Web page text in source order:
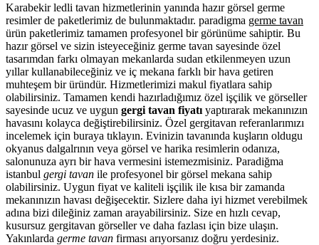
Karabekir ledli tavan hizmetlerinin yanında hazır görsel germe
resimler de paketlerimiz de bulunmaktadır. paradigma germe tavan
ürün paketlerimiz tamamen profesyonel bir görünüme sahiptir. Bu
hazır görsel ve sizin isteyeceğiniz germe tavan sayesinde özel
tasarımdan farkı olmayan mekanlarda sudan etkilenmeyen uzun
yıllar kullanabileceğiniz ve iç mekana farklı bir hava getiren
muhteşem bir üründür. Hizmetlerimizi makul fiyatlara sahip
olabilirsiniz. Tamamen kendi hazırladığımız özel işçilik ve görseller
sayesinde ucuz ve uygun gergi tavan fiyatı yaptırarak mekanınızın
havasını kolayca değiştirebilirsiniz. Özel gergitavan referanlarımızı
incelemek için buraya tıklayın. Evinizin tavanında kuşların oldugu
okyanus dalgalrının veya görsel ve harika resimlerin odanıza,
salonunuza ayrı bir hava vermesini istemezmisiniz. Paradiğma
istanbul gergi tavan ile profesyonel bir görsel mekana sahip
olabilirsiniz. Uygun fiyat ve kaliteli işçilik ile kısa bir zamanda
mekanınızın havası değişecektir. Sizlere daha iyi hizmet verebilmek
adına bizi dileğiniz zaman arayabilirsiniz. Size en hızlı cevap,
kusursuz gergitavan görseller ve daha fazlası için bize ulaşın.
Yakınlarda germe tavan firması arıyorsanız doğru yerdesiniz.